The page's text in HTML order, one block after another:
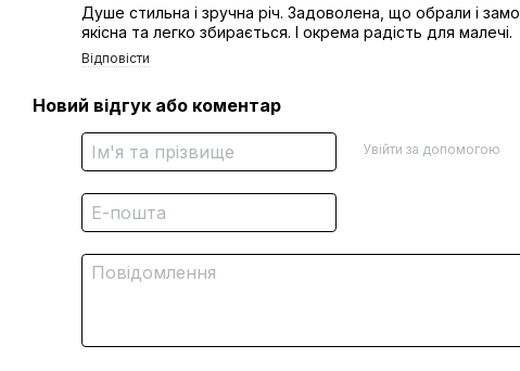
Душе стильна і зручна річ. Задоволена, що обрали і
якісна та легко збирається. І окрема радість для малечі.
Відповісти
Новий відгук або коментар
Увійти за допомогою